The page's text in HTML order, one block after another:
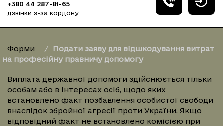
+380 44 287-81-65
дзвінки з-за кордону
Форми
Подати заяву для відшкодування витрат
на професійну правничу допомогу
Виплата державної допомоги здійснюється тільки
особам або в інтересах осіб, щодо яких
встановлено факт позбавлення особистої свободи
внаслідок збройної агресії проти України. Якщо
відповідний факт не встановлено комісією при